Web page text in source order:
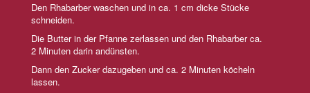
Den Rhabarber waschen und in ca. 1 cm dicke Stücke
schneiden.
Die Butter in der Pfanne zerlassen und den Rhabarber ca.
2 Minuten darin andünsten.
Dann den Zucker dazugeben und ca. 2 Minuten köcheln
lassen.